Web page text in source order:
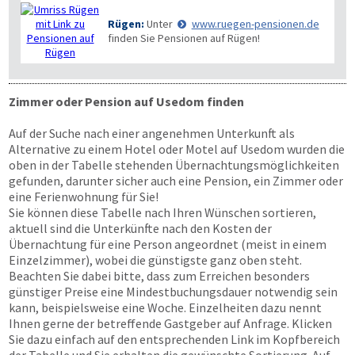
Rügen: Unter
www.ruegen-pensionen.de
finden Sie Pensionen auf Rügen!
Zimmer oder Pension auf Usedom finden
Auf der Suche nach einer angenehmen Unterkunft als
Alternative zu einem Hotel oder Motel auf Usedom wurden die
oben in der Tabelle stehenden Übernachtungsmöglichkeiten
gefunden, darunter sicher auch eine Pension, ein Zimmer oder
eine Ferienwohnung für Sie!
Sie können diese Tabelle nach Ihren Wünschen sortieren,
aktuell sind die Unterkünfte nach den Kosten der
Übernachtung für eine Person angeordnet (meist in einem
Einzelzimmer), wobei die günstigste ganz oben steht.
Beachten Sie dabei bitte, dass zum Erreichen besonders
günstiger Preise eine Mindestbuchungsdauer notwendig sein
kann, beispielsweise eine Woche. Einzelheiten dazu nennt
Ihnen gerne der betreffende Gastgeber auf Anfrage. Klicken
Sie dazu einfach auf den entsprechenden Link im Kopfbereich